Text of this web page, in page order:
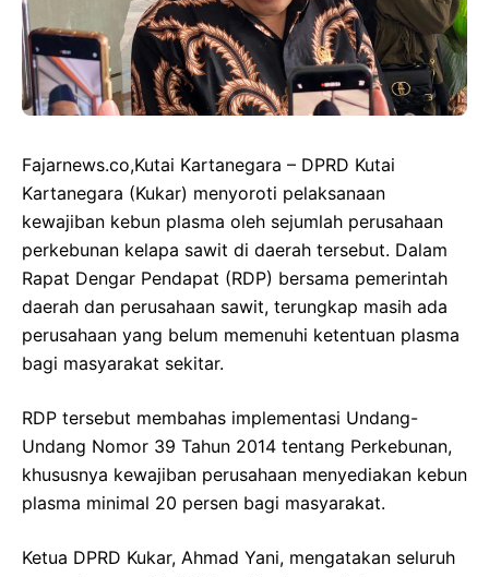
Fajarnews.co,Kutai Kartanegara – DPRD Kutai
Kartanegara (Kukar) menyoroti pelaksanaan
kewajiban kebun plasma oleh sejumlah perusahaan
perkebunan kelapa sawit di daerah tersebut. Dalam
Rapat Dengar Pendapat (RDP) bersama pemerintah
daerah dan perusahaan sawit, terungkap masih ada
perusahaan yang belum memenuhi ketentuan plasma
bagi masyarakat sekitar.
RDP tersebut membahas implementasi Undang-
Undang Nomor 39 Tahun 2014 tentang Perkebunan,
khususnya kewajiban perusahaan menyediakan kebun
plasma minimal 20 persen bagi masyarakat.
Ketua DPRD Kukar, Ahmad Yani, mengatakan seluruh